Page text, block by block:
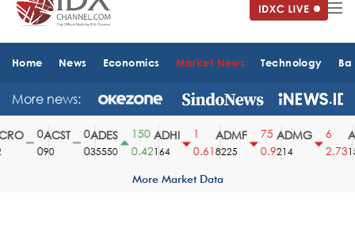
Home News Economics Market News Technology
More news:
ACST
90
ADES
35550
150
0.42
ADHI
164
0.61
ADMF
8225
75
0.9
ADMG
214
2.73
More Market Data